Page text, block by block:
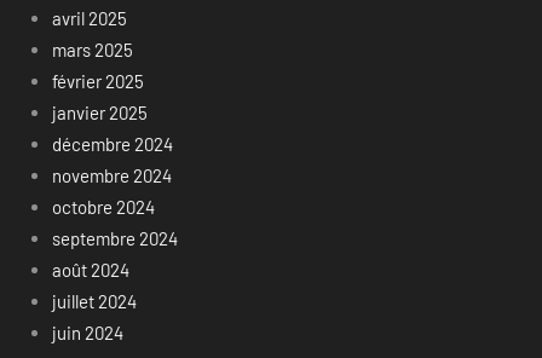
avril 2025
mars 2025
février 2025
janvier 2025
décembre 2024
novembre 2024
octobre 2024
septembre 2024
août 2024
juillet 2024
juin 2024